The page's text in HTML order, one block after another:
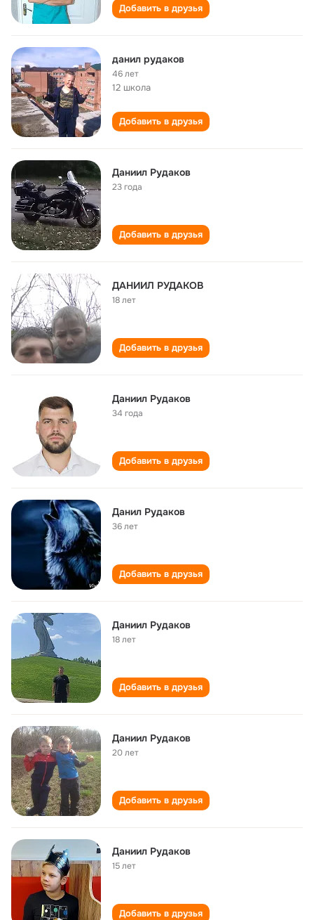
Добавить в друзья
данил рудаков
46 лет
12 школа
Добавить в друзья
Даниил Рудаков
23 года
Добавить в друзья
ДАНИИЛ РУДАКОВ
18 лет
Добавить в друзья
Даниил Рудаков
34 года
Добавить в друзья
Данил Рудаков
36 лет
Добавить в друзья
Даниил Рудаков
18 лет
Добавить в друзья
Даниил Рудаков
20 лет
Добавить в друзья
Даниил Рудаков
15 лет
Добавить в друзья